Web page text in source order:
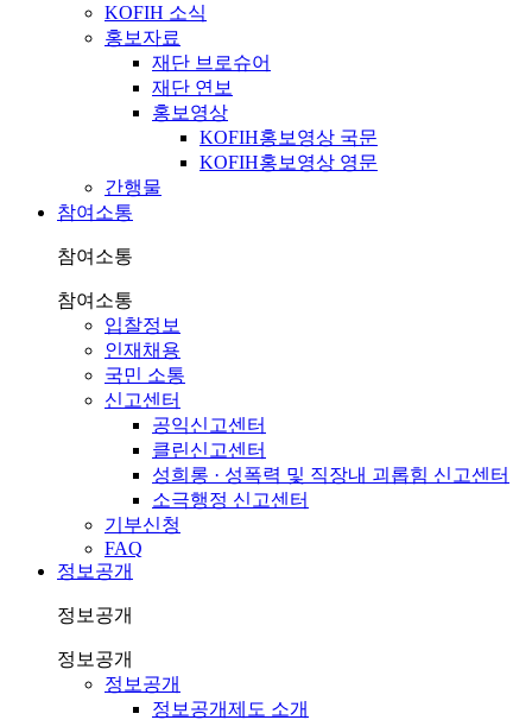
KOFIH 소식
홍보자료
재단 브로슈어
재단 연보
홍보영상
KOFIH홍보영상 국문
KOFIH홍보영상 영문
간행물
참여소통
참여소통
참여소통
입찰정보
인재채용
국민 소통
신고센터
공익신고센터
클린신고센터
성희롱 · 성폭력 및 직장내 괴롭힘 신고센터
소극행정 신고센터
기부신청
FAQ
정보공개
정보공개
정보공개
정보공개
정보공개제도 소개